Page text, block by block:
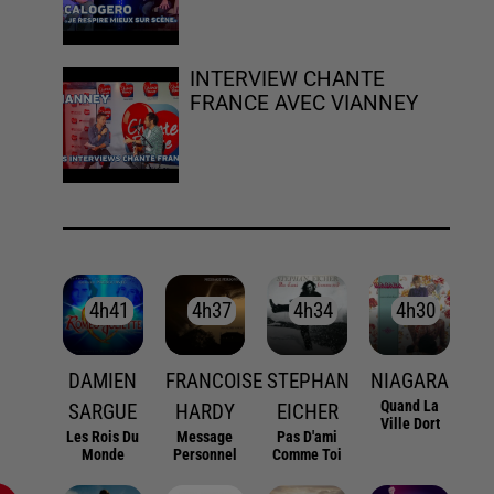
INTERVIEW CHANTE
FRANCE AVEC VIANNEY
4h41
4h41
DAMIEN
SARGUE
Les Rois Du
Monde
4h37
4h37
FRANCOISE
HARDY
Message
Personnel
4h34
4h34
STEPHAN
EICHER
Pas D'ami
Comme Toi
4h30
4h30
NIAGARA
Quand La
Ville Dort